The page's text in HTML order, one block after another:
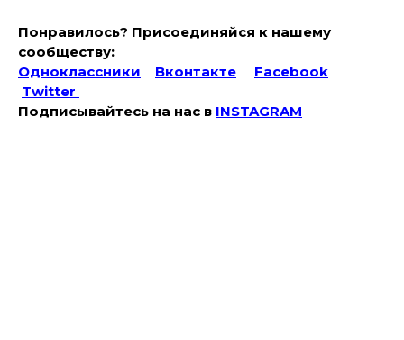
Понравилось? Присоединяйся к нашему
сообществу:
Одноклассники
Вконтакте
Facebook
Twitter
Подписывайтесь на наc в INSTAGRAM